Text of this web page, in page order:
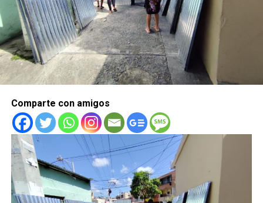
Comparte con amigos